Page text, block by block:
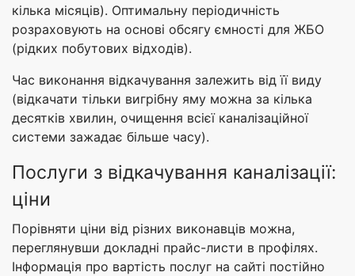
кілька місяців). Оптимальну періодичність
розраховують на основі обсягу ємності для ЖБО
(рідких побутових відходів).
Час виконання відкачування залежить від її виду
(відкачати тільки вигрібну яму можна за кілька
десятків хвилин, очищення всієї каналізаційної
системи зажадає більше часу).
Послуги з відкачування каналізації:
ціни
Порівняти ціни від різних виконавців можна,
переглянувши докладні прайс-листи в профілях.
Інформація про вартість послуг на сайті постійно